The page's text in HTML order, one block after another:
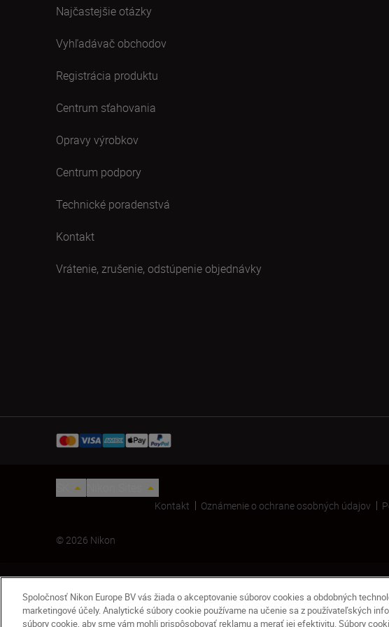
Najčastejšie otázky
Vyhľadávač obchodov
Registrácia produktu
Centrum sťahovania
Opravy výrobkov
Centrum podpory
Technické poradenstvá
Kontakt
Vrátenie, zrušenie, odstúpenie objednávky
Kontakt Oznámenie o ochrane osobných údajov
© 2026 Nikon
Spoločnosť Nikon Europe BV vás žiada o akceptovanie súborov cookies a obdobných
marketingové účely. Analytické súbory cookie používame na učenie sa z používateľských
súbory cookie, aby sme vám mohli prispôsobovať reklamu a merať jej efektivitu. Súbory